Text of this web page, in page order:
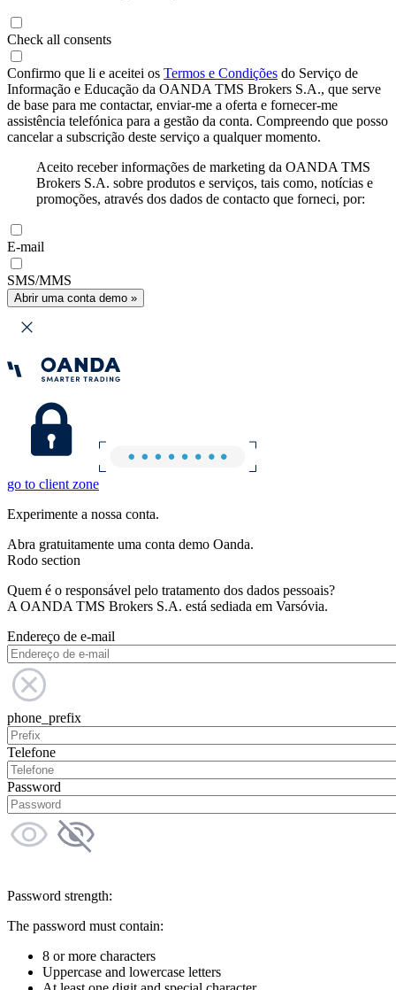
Check all consents
Confirmo que li e aceitei os Termos e Condições do Serviço de
Informação e Educação da OANDA TMS Brokers S.A., que serve
de base para me contactar, enviar-me a oferta e fornecer-me
assistência telefónica para a gestão da conta. Compreendo que posso
cancelar a subscrição deste serviço a qualquer momento.
Aceito receber informações de marketing da OANDA TMS
Brokers S.A. sobre produtos e serviços, tais como, notícias e
promoções, através dos dados de contacto que forneci, por:
E-mail
SMS/MMS
Abrir uma conta demo »
go to client zone
Experimente a nossa conta.
Abra gratuitamente uma conta demo Oanda.
Rodo section
Quem é o responsável pelo tratamento dos dados pessoais?
A OANDA TMS Brokers S.A. está sediada em Varsóvia.
Endereço de e-mail
phone_prefix
Telefone
Password
Password strength:
The password must contain:
8 or more characters
Uppercase and lowercase letters